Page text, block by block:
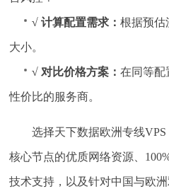
√ 计算配置需求：根据预估
大小。
√ 对比价格方案：在同等配
性价比的服务商。
选择天下数据欧洲专线
核心节点的优质网络资源、
技术支持，以及针对中国与欧